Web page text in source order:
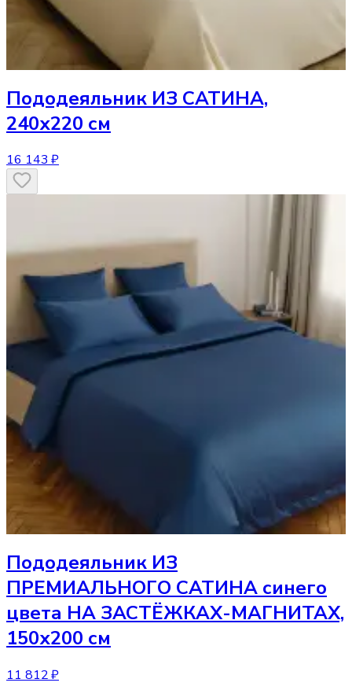
Пододеяльник ИЗ САТИНА,
240х220 см
16 143 ₽
Пододеяльник ИЗ
ПРЕМИАЛЬНОГО САТИНА синего
цвета НА ЗАСТЁЖКАХ-МАГНИТАХ,
150х200 см
11 812 ₽